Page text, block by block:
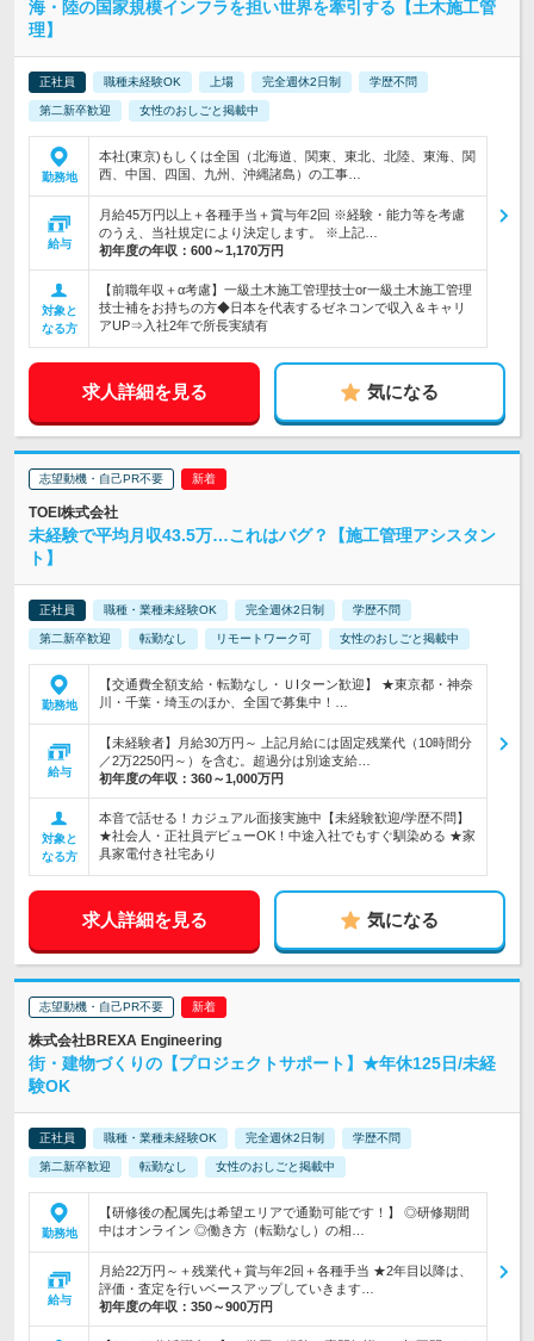
海・陸の国家規模インフラを担い世界を牽引する【土木施工管
理】
正社員 職種未経験OK 上場 完全週休2日制 学歴不問
第二新卒歓迎 女性のおしごと掲載中
勤務地
本社(東京)もしくは全国（北海道、関東、東北、北陸、東海、関
西、中国、四国、九州、沖縄諸島）の工事…
給与
月給45万円以上＋各種手当＋賞与年2回 ※経験・能力等を考慮
のうえ、当社規定により決定します。 ※上記…
初年度の年収： 600～1,170万円
対象と
なる方
【前職年収＋α考慮】一級土木施工管理技士or一級土木施工管理
技士補をお持ちの方◆日本を代表するゼネコンで収入＆キャリ
アUP⇒入社2年で所長実績有
求人詳細を見る 気になる
志望動機・自己PR不要
TOEI株式会社
未経験で平均月収43.5万…これはバグ？【施工管理アシスタン
ト】
正社員 職種・業種未経験OK 完全週休2日制 学歴不問
第二新卒歓迎 転勤なし リモートワーク可 女性のおしごと掲載中
勤務地
【交通費全額支給・転勤なし・ＵIターン歓迎】 ★東京都・神奈
川・千葉・埼玉のほか、全国で募集中！…
給与
【未経験者】月給30万円～ 上記月給には固定残業代（10時間分
／2万2250円～）を含む。超過分は別途支給…
初年度の年収： 360～1,000万円
対象と
なる方
本音で話せる！カジュアル面接実施中【未経験歓迎/学歴不問】
★社会人・正社員デビューOK！中途入社でもすぐ馴染める ★家
具家電付き社宅あり
求人詳細を見る 気になる
志望動機・自己PR不要
株式会社BREXA Engineering
街・建物づくりの【プロジェクトサポート】★年休125日/未経
験OK
正社員 職種・業種未経験OK 完全週休2日制 学歴不問
第二新卒歓迎 転勤なし 女性のおしごと掲載中
勤務地
【研修後の配属先は希望エリアで通勤可能です！】 ◎研修期間
中はオンライン ◎働き方（転勤なし）の相…
給与
月給22万円～＋残業代＋賞与年2回＋各種手当 ★2年目以降は、
評価・査定を行いベースアップしていきます…
初年度の年収： 350～900万円